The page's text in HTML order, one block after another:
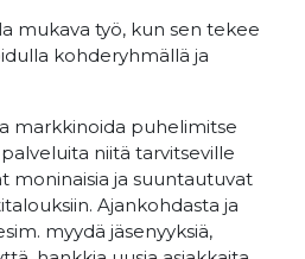
mukava työ, kun sen tekee
kohderyhmällä ja
markkinoida puhelimitse
niitä tarvitseville
moninaisia ja suuntautuvat
Ajankohdasta ja
myydä jäsenyyksiä,